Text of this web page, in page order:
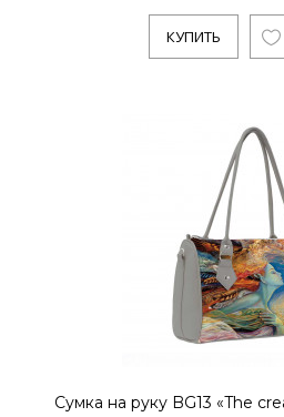
18995р.
КУПИТЬ
18995р.
КУПИТЬ
Сумка на руку BG13 «The